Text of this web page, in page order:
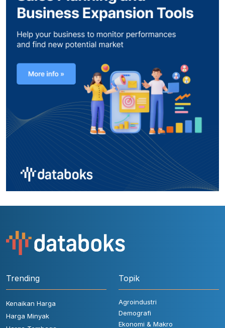
Trending
Kenaikan Harga
Harga Minyak
Topik
Agroindustri
Demografi
Ekonomi & Makro